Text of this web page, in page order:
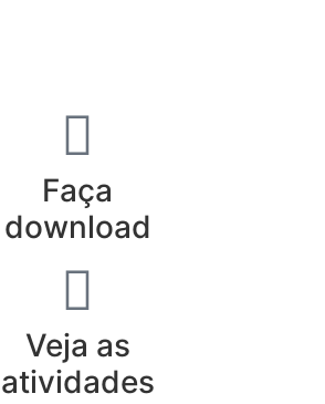
Faça
download
Veja as
atividades